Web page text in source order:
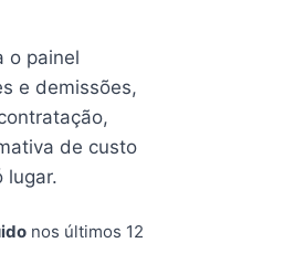
o painel
e demissões,
de custo
lugar.
nos últimos 12